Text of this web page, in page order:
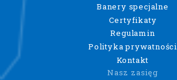
Banery specjalne
Certyfikaty
Regulamin
Polityka prywatności
Kontakt
Nasz zasięg